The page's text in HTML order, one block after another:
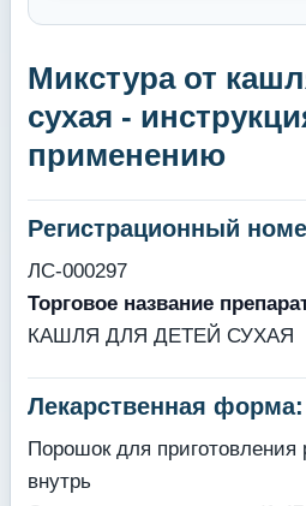
Микстура от
сухая -
применению
Регистрационный
ЛС-000297
Торговое название
КАШЛЯ ДЛЯ ДЕТЕЙ СУХАЯ
Лекарственная форма:
Порошок для приготовления
внутрь